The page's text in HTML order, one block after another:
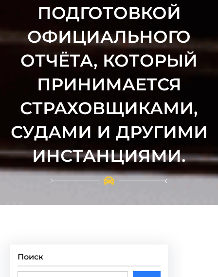
ПОДГОТОВКОЙ
ОФИЦИАЛЬНОГО
ОТЧЁТА, КОТОРЫЙ
ПРИНИМАЕТСЯ
СТРАХОВЩИКАМИ,
СУДАМИ И ДРУГИМИ
ИНСТАНЦИЯМИ.
Поиск